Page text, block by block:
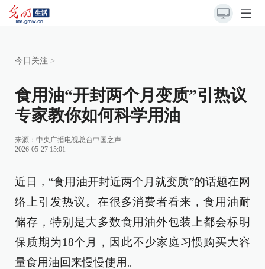
今日关注 >
食用油“开封两个月变质”引热议
专家教你如何科学用油
来源： 中央广播电视总台中国之声
2026-05-27 15:01
近日，“食用油开封近两个月就变质”的话题在网
络上引发热议。在很多消费者看来，食用油耐
储存，特别是大多数食用油外包装上都会标明
保质期为18个月，因此不少家庭习惯购买大容
量食用油回来慢慢使用。